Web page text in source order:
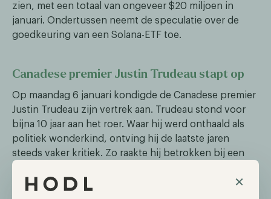
×
zien, met een totaal van ongeveer $20 miljoen in
januari. Ondertussen neemt de speculatie over de
goedkeuring van een Solana-ETF toe.
Canadese premier Justin Trudeau stapt op
Op maandag 6 januari kondigde de Canadese premier
Justin Trudeau zijn vertrek aan. Trudeau stond voor
bijna 10 jaar aan het roer. Waar hij werd onthaald als
politiek wonderkind, ontving hij de laatste jaren
steeds vaker kritiek. Zo raakte hij betrokken bij een
het veroorzaken van een kwakkelende economie als